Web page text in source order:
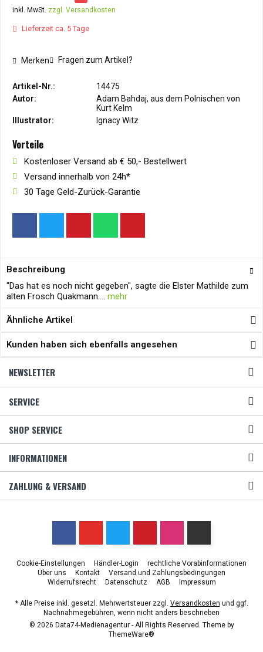
inkl. MwSt. zzgl. Versandkosten
Lieferzeit ca. 5 Tage
Merken Fragen zum Artikel?
Artikel-Nr.:
14475
Autor:
Adam Bahdaj, aus dem Polnischen von
Kurt Kelm
Illustrator:
Ignacy Witz
Vorteile
Kostenloser Versand ab € 50,- Bestellwert
Versand innerhalb von 24h*
30 Tage Geld-Zurück-Garantie
Beschreibung
"Das hat es noch nicht gegeben", sagte die Elster Mathilde zum
alten Frosch Quakmann.... mehr
Ähnliche Artikel
Kunden haben sich ebenfalls angesehen
NEWSLETTER
SERVICE
SHOP SERVICE
INFORMATIONEN
ZAHLUNG & VERSAND
Cookie-Einstellungen Händler-Login
rechtliche Vorabinformationen
Über uns
Kontakt
Versand und Zahlungsbedingungen
Widerrufsrecht
Datenschutz AGB Impressum
* Alle Preise inkl. gesetzl. Mehrwertsteuer zzgl. Versandkosten und ggf.
Nachnahmegebühren, wenn nicht anders beschrieben
© 2026 Data74-Medienagentur - All Rights Reserved. Theme by
ThemeWare®